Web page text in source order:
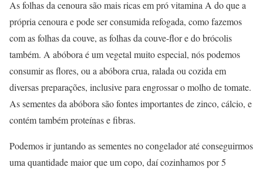
As folhas da cenoura são mais ricas em pró vitamina A do que a
própria cenoura e pode ser consumida refogada, como fazemos
com as folhas da couve, as folhas da couve-flor e do brócolis
também. A abóbora é um vegetal muito especial, nós podemos
consumir as flores, ou a abóbora crua, ralada ou cozida em
diversas preparações, inclusive para engrossar o molho de tomate.
As sementes da abóbora são fontes importantes de zinco, cálcio, e
contém também proteínas e fibras.
Podemos ir juntando as sementes no congelador até conseguirmos
uma quantidade maior que um copo, daí cozinhamos por 5